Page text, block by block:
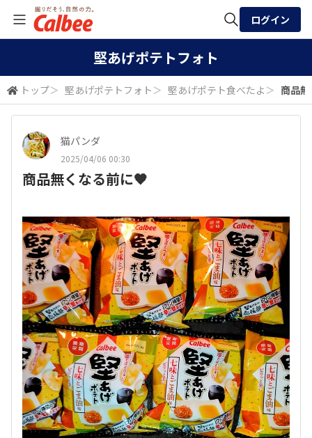
検索
ログイン
堅あげポテトフォト
トップ＞ 堅あげポテトフォト ＞ 堅あげポテト食べたよ ＞ 商品
猫パンダ
2025/04/06 00:30
商品無くなる前に🧡